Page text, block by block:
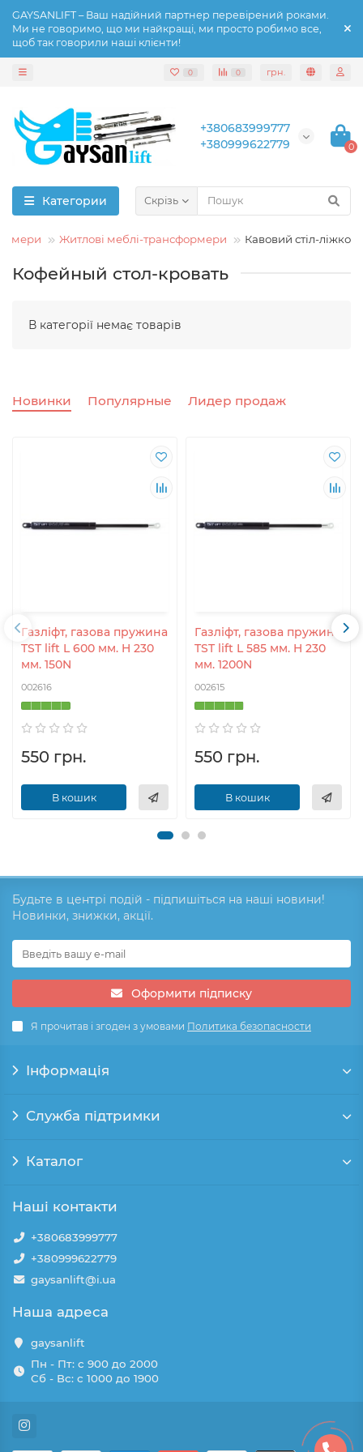
GAYSANLIFT – Ваш надійний партнер перевірений роками.
Ми не говоримо, що ми найкращі, ми просто робимо все,
щоб так говорили наші клієнти!
0 0 грн.
+380683999777
+380999622779
0
Категории Скрізь
Житлові меблі-трансформери Кавовий стіл-ліжко
Кофейный стол-кровать
В категорії немає товарів
Новинки Популярные Лидер продаж
Газліфт, газова пружина
TST lift L 600 мм. H 230
мм. 150N
002616
550 грн.
В кошик
Газліфт, газова пружина
TST lift L 585 мм. H 230
мм. 1200N
002615
550 грн.
В кошик
Будьте в центрі подій - підпишіться на наші новини!
Новинки, знижки, акції.
Оформити підписку
Я прочитав і згоден з умовами Политика безопасности
Інформація
Служба підтримки
Каталог
Наші контакти
+380683999777
+380999622779
gaysanlift@i.ua
Наша адреса
gaysanlift
Пн - Пт: с 900 до 2000
Сб - Вс: с 1000 до 1900